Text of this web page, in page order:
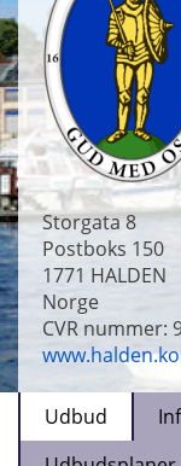
Storgata 8
Postboks 150
1771 HALDEN
Norge
CVR nummer:
Udbud